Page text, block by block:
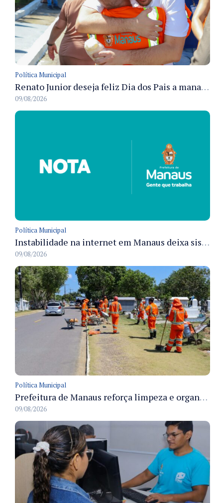
Política Municipal
Renato Junior deseja feliz Dia dos Pais a manauaras e detalha preparo dos cemitérios municipais
09/08/2026
Política Municipal
Instabilidade na internet em Manaus deixa sistemas de atendimento municipal temporariamente indisponíveis
09/08/2026
Política Municipal
Prefeitura de Manaus reforça limpeza e organização dos cemiterios municipais para receber famílias no Dia dos Pais
09/08/2026